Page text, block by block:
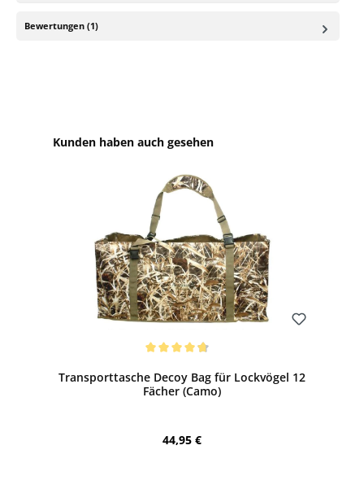
Bewertungen (1)
Produktgalerie überspringen
Kunden haben auch gesehen
Transporttasche Decoy Bag für Lockvögel 12
Fächer (Camo)
Regulärer Preis:
44,95 €